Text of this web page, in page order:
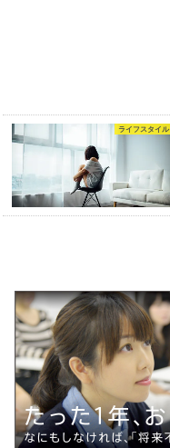
ライフスタイル